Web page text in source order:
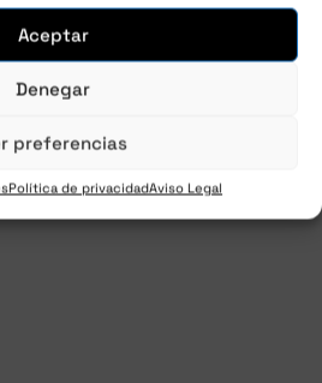
Aceptar
Denegar
preferencias
Política de privacidadAviso Legal
de producto de